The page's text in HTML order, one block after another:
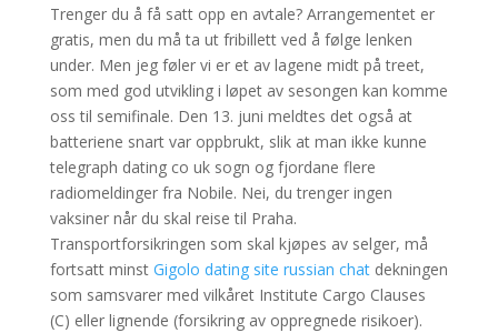
Trenger du å få satt opp en avtale? Arrangementet er
gratis, men du må ta ut fribillett ved å følge lenken
under. Men jeg føler vi er et av lagene midt på treet,
som med god utvikling i løpet av sesongen kan komme
oss til semifinale. Den 13. juni meldtes det også at
batteriene snart var oppbrukt, slik at man ikke kunne
telegraph dating co uk sogn og fjordane flere
radiomeldinger fra Nobile. Nei, du trenger ingen
vaksiner når du skal reise til Praha.
Transportforsikringen som skal kjøpes av selger, må
fortsatt minst Gigolo dating site russian chatdekningen
som samsvarer med vilkåret Institute Cargo Clauses
(C) eller lignende (forsikring av oppregnede risikoer).